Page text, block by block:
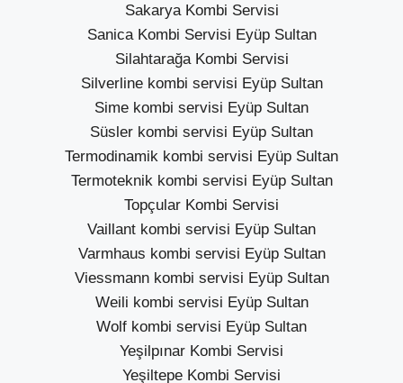
Sakarya Kombi Servisi
Sanica Kombi Servisi Eyüp Sultan
Silahtarağa Kombi Servisi
Silverline kombi servisi Eyüp Sultan
Sime kombi servisi Eyüp Sultan
Süsler kombi servisi Eyüp Sultan
Termodinamik kombi servisi Eyüp Sultan
Termoteknik kombi servisi Eyüp Sultan
Topçular Kombi Servisi
Vaillant kombi servisi Eyüp Sultan
Varmhaus kombi servisi Eyüp Sultan
Viessmann kombi servisi Eyüp Sultan
Weili kombi servisi Eyüp Sultan
Wolf kombi servisi Eyüp Sultan
Yeşilpınar Kombi Servisi
Yeşiltepe Kombi Servisi